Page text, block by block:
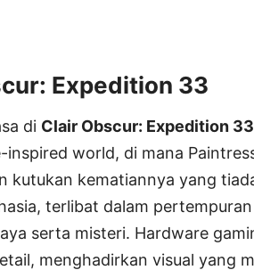
Expedition 33
di Clair Obscur: Expedition 33
inspired world, di mana
kutukan kematiannya yang
terlibat dalam
serta misteri. Hardware
menghadirkan visual yang